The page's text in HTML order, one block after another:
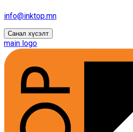
info@inktop.mn
Санал хүсэлт
main logo